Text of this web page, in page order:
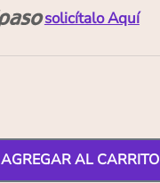
solicítalo Aquí
AGREGAR AL CARRITO